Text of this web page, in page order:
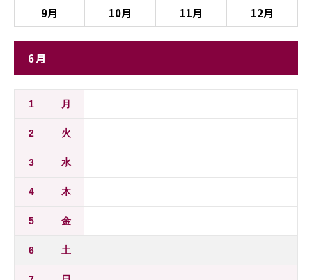
9月
10月 11月 12月
6月
1 月
2 火
3 水
4 木
5 金
6 土